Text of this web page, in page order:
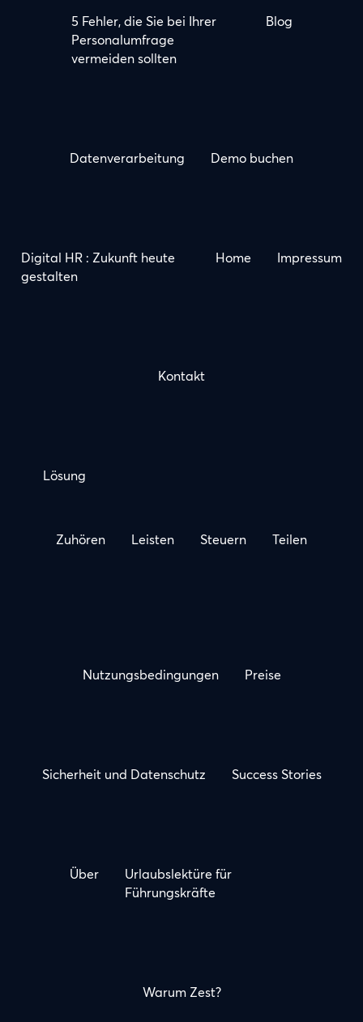
5 Fehler, die Sie bei Ihrer
Personalumfrage
vermeiden sollten
Blog
Datenverarbeitung Demo buchen
Digital HR : Zukunft heute
gestalten
Home Impressum
Kontakt
Lösung
Zuhören Leisten Steuern Teilen
Nutzungsbedingungen Preise
Sicherheit und Datenschutz Success Stories
Über
Urlaubslektüre für
Führungskräfte
Warum Zest?